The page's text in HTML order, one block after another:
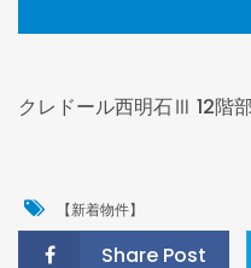
クレドール西明石Ⅲ 12階
【新着物件】
Share Post